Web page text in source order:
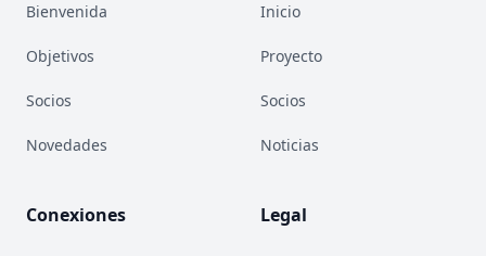
Bienvenida
Objetivos
Socios
Novedades
Conexiones
Inicio
Proyecto
Socios
Noticias
Legal